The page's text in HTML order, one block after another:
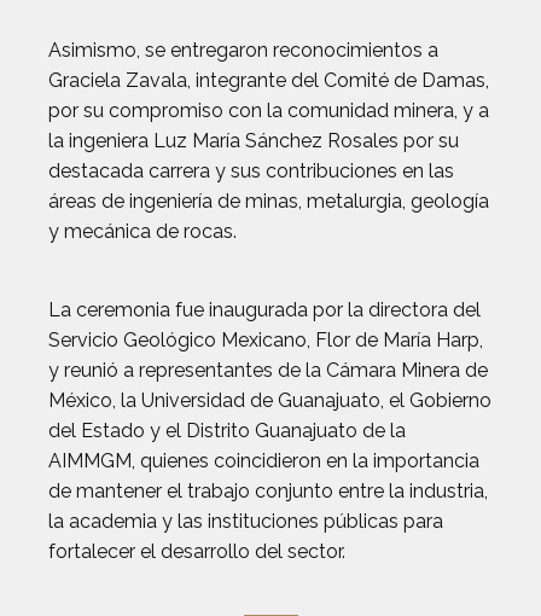
Asimismo, se entregaron reconocimientos a
Graciela Zavala, integrante del Comité de Damas,
por su compromiso con la comunidad minera, y a
la ingeniera Luz María Sánchez Rosales por su
destacada carrera y sus contribuciones en las
áreas de ingeniería de minas, metalurgia, geología
y mecánica de rocas.
La ceremonia fue inaugurada por la directora del
Servicio Geológico Mexicano, Flor de María Harp,
y reunió a representantes de la Cámara Minera de
México, la Universidad de Guanajuato, el Gobierno
del Estado y el Distrito Guanajuato de la
AIMMGM, quienes coincidieron en la importancia
de mantener el trabajo conjunto entre la industria,
la academia y las instituciones públicas para
fortalecer el desarrollo del sector.